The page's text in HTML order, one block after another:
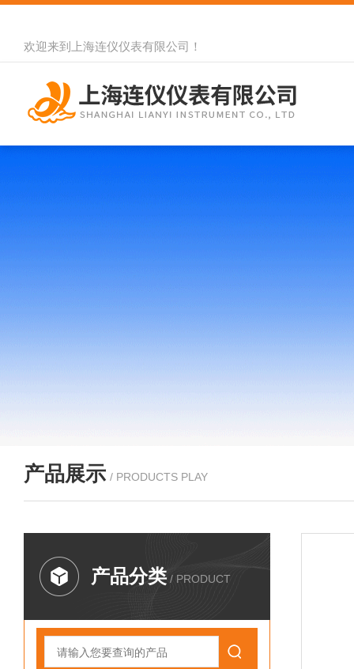
欢迎来到 上海连仪仪表有限公司 ！
产品展示 / PRODUCTS PLAY
产品分类 / PRODUCT